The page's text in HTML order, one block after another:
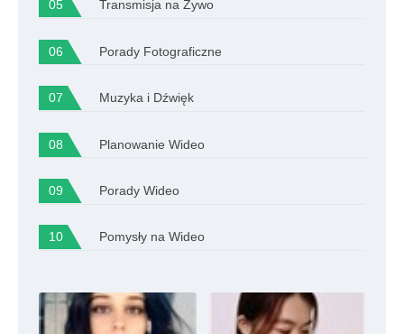
Transmisja na Żywo
Porady Fotograficzne
Muzyka i Dźwięk
Planowanie Wideo
Porady Wideo
Pomysły na Wideo